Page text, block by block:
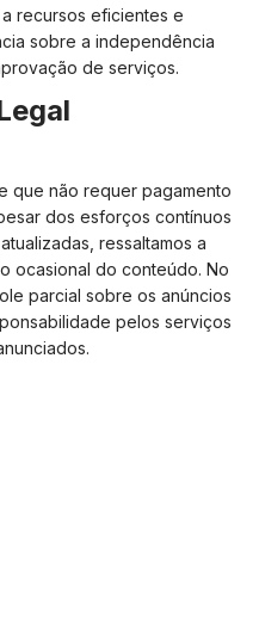
recursos eficientes e
sobre a independência
de serviços.
que não requer pagamento
dos esforços contínuos
ressaltamos a
ocasional do conteúdo. No
parcial sobre os anúncios
pelos serviços